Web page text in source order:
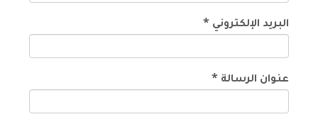
البريد الإلكتروني*
عنوان الرسالة*